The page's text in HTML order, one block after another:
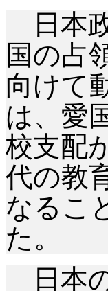
日本
国の占
向けて
は、愛
校支配
代の教
なるこ
た。
日本